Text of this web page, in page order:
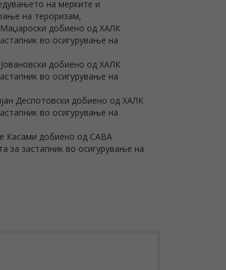
на мерките и
на тероризам,
добиено од ХАЛК
во осигурување на
добиено од ХАЛК
во осигурување на
Деспотовски добиено од ХАЛК
во осигурување на
Касами добиено од САВА
за застапник во осигурување на